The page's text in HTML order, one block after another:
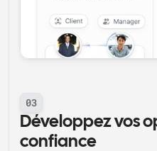
03
Développez vos
confiance